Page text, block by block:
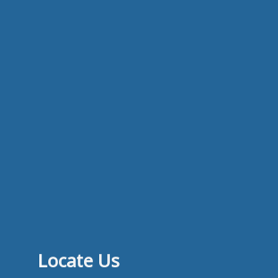
Locate Us